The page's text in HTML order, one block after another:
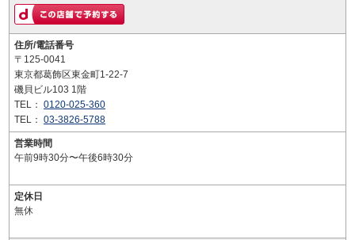
住所/電話番号
〒125-0041
東京都葛飾区東金町1-22-7
磯貝ビル103 1階
TEL： 0120-025-360
TEL： 03-3826-5788
営業時間
午前9時30分〜午後6時30分
定休日
無休